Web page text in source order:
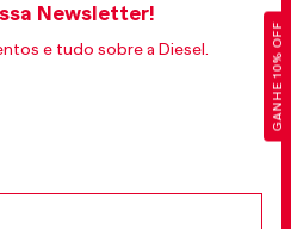
GANHE 10% OFF
Newsletter!
e tudo sobre a Diesel.